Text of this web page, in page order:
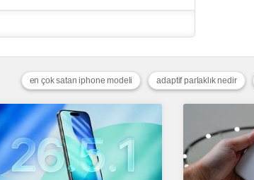
adaptif parlaklık nedir
en çok satan iphone modeli